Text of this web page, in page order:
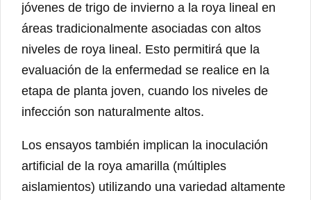
jóvenes de trigo de invierno a la roya lineal en
áreas tradicionalmente asociadas con altos
niveles de roya lineal. Esto permitirá que la
evaluación de la enfermedad se realice en la
etapa de planta joven, cuando los niveles de
infección son naturalmente altos.
Los ensayos también implican la inoculación
artificial de la roya amarilla (múltiples
aislamientos) utilizando una variedad altamente